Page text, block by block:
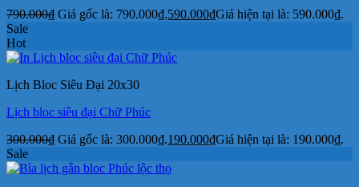
790.000₫ Giá gốc là: 790.000₫.590.000₫Giá hiện tại là: 590.000₫.
Sale
Hot
Lịch Bloc Siêu Đại 20x30
Lịch bloc siêu đại Chữ Phúc
300.000₫ Giá gốc là: 300.000₫.190.000₫Giá hiện tại là: 190.000₫.
Sale